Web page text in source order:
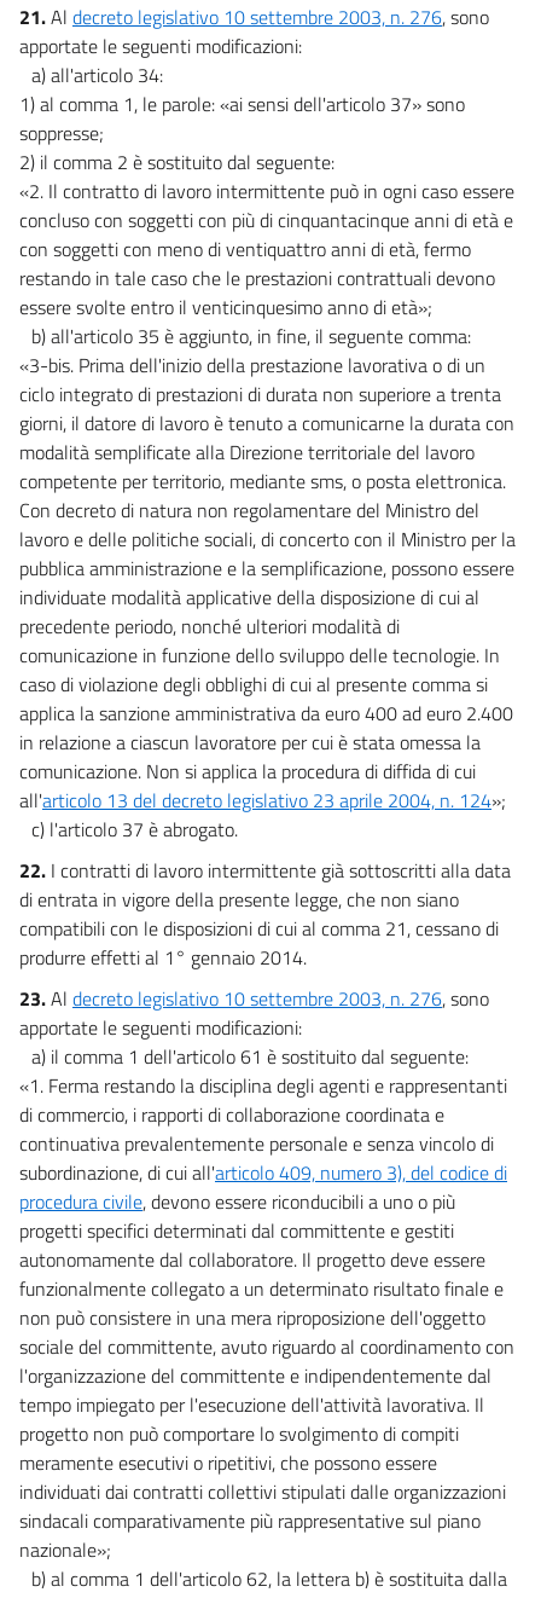
21.Al decreto legislativo 10 settembre 2003, n. 276, sono
apportate le seguenti modificazioni:
a) all'articolo 34:
1) al comma 1, le parole: «ai sensi dell'articolo 37» sono
soppresse;
2) il comma 2 è sostituito dal seguente:
«2. Il contratto di lavoro intermittente può in ogni caso essere
concluso con soggetti con più di cinquantacinque anni di età e
con soggetti con meno di ventiquattro anni di età, fermo
restando in tale caso che le prestazioni contrattuali devono
essere svolte entro il venticinquesimo anno di età»;
b) all'articolo 35 è aggiunto, in fine, il seguente comma:
«3-bis. Prima dell'inizio della prestazione lavorativa o di un
ciclo integrato di prestazioni di durata non superiore a trenta
giorni, il datore di lavoro è tenuto a comunicarne la durata con
modalità semplificate alla Direzione territoriale del lavoro
competente per territorio, mediante sms, o posta elettronica.
Con decreto di natura non regolamentare del Ministro del
lavoro e delle politiche sociali, di concerto con il Ministro per la
pubblica amministrazione e la semplificazione, possono essere
individuate modalità applicative della disposizione di cui al
precedente periodo, nonché ulteriori modalità di
comunicazione in funzione dello sviluppo delle tecnologie. In
caso di violazione degli obblighi di cui al presente comma si
applica la sanzione amministrativa da euro 400 ad euro 2.400
in relazione a ciascun lavoratore per cui è stata omessa la
comunicazione. Non si applica la procedura di diffida di cui
all'articolo 13 del decreto legislativo 23 aprile 2004, n. 124»;
c) l'articolo 37 è abrogato.
22. I contratti di lavoro intermittente già sottoscritti alla data
di entrata in vigore della presente legge, che non siano
compatibili con le disposizioni di cui al comma 21, cessano di
produrre effetti al 1° gennaio 2014.
23.Al decreto legislativo 10 settembre 2003, n. 276, sono
apportate le seguenti modificazioni:
a) il comma 1 dell'articolo 61 è sostituito dal seguente:
«1. Ferma restando la disciplina degli agenti e rappresentanti
di commercio, i rapporti di collaborazione coordinata e
continuativa prevalentemente personale e senza vincolo di
subordinazione, di cui all'articolo 409, numero 3), del codice di
procedura civile, devono essere riconducibili a uno o più
progetti specifici determinati dal committente e gestiti
autonomamente dal collaboratore. Il progetto deve essere
funzionalmente collegato a un determinato risultato finale e
non può consistere in una mera riproposizione dell'oggetto
sociale del committente, avuto riguardo al coordinamento con
l'organizzazione del committente e indipendentemente dal
tempo impiegato per l'esecuzione dell'attività lavorativa. Il
progetto non può comportare lo svolgimento di compiti
meramente esecutivi o ripetitivi, che possono essere
individuati dai contratti collettivi stipulati dalle organizzazioni
sindacali comparativamente più rappresentative sul piano
nazionale»;
b) al comma 1 dell'articolo 62, la lettera b) è sostituita dalla